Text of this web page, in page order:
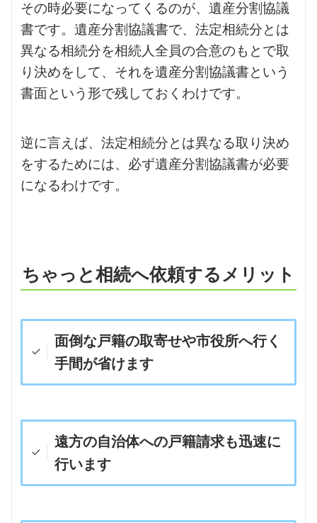
その時必要になってくるのが、遺産分割協議
書です。遺産分割協議書で、法定相続分とは
異なる相続分を相続人全員の合意のもとで取
り決めをして、それを遺産分割協議書という
書面という形で残しておくわけです。
逆に言えば、法定相続分とは異なる取り決め
をするためには、必ず遺産分割協議書が必要
になるわけです。
ちゃっと相続へ依頼するメリット
面倒な戸籍の取寄せや市役所へ行く
手間が省けます
遠方の自治体への戸籍請求も迅速に
行います